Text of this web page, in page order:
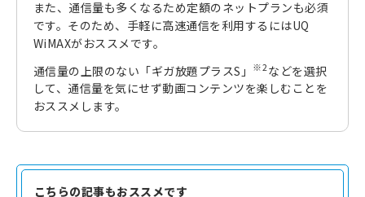
また、通信量も多くなるため定額のネットプランも必須
です。そのため、手軽に高速通信を利用するにはUQ
WiMAXがおススメです。
通信量の上限のない「ギガ放題プラスS」
※2などを選択
して、通信量を気にせず動画コンテンツを楽しむことを
おススメします。
こちらの記事もおススメです